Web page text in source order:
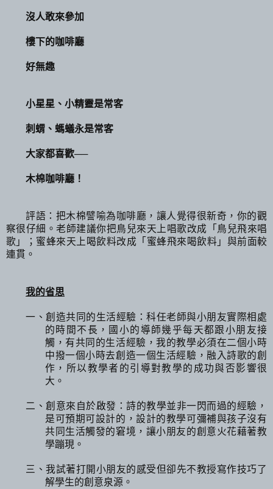
沒人敢來參加
樓下的咖啡廳
好無趣
小星星、小精靈是常客
刺蝟、螞蟻永是常客
大家都喜歡──
木棉咖啡廳！
評語：把木棉譬喻為咖啡廳，讓人覺得很新奇，你的觀
察很仔細。老師建議你把鳥兒來天上唱歌改成「鳥兒飛來唱
歌」；蜜蜂來天上喝飲料改成「蜜蜂飛來喝飲料」與前面較
連貫。
我的省思
一、創造共同的生活經驗：科任老師與小朋友實際相處
的時間不長，國小的導師幾乎每天都跟小朋友接
觸，有共同的生活經驗，我的教學必須在二個小時
中撥一個小時去創造一個生活經驗，融入詩歌的創
作，所以教學者的引導對教學的成功與否影響很
大。
二、創意來自於啟發：詩的教學並非一閃而過的經驗，
是可預期可設計的，設計的教學可彌補與孩子沒有
共同生活觸發的窘境，讓小朋友的創意火花藉著教
學蹦現。
三、我試著打開小朋友的感受但卻先不教授寫作技巧了
解學生的創意泉源。